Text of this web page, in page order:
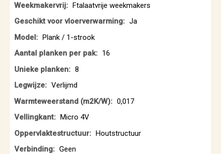
Ftalaatvrije weekmakers
Ja
Plank / 1-strook
16
8
Verlijmd
0,017
Micro 4V
Houtstructuur
Geen